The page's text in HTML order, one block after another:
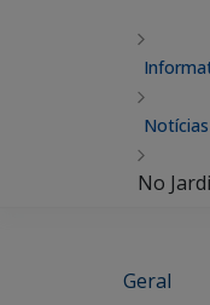
Notícias
No
Geral